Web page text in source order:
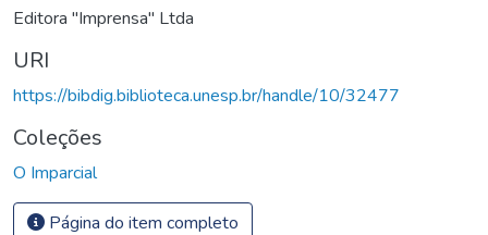
Editora "Imprensa" Ltda
URI
https://bibdig.biblioteca.unesp.br/handle/10/32477
Coleções
O Imparcial
Página do item completo